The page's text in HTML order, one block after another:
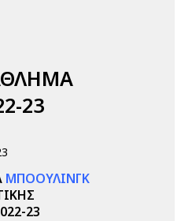
23
ΜΠΟΟΥΛΙΝΓΚ
23